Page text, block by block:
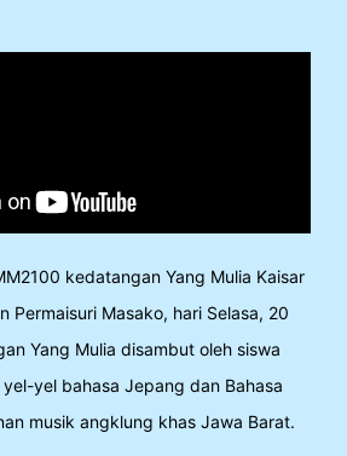
kedatangan Yang Mulia Kaisar
Permaisuri Masako, hari Selasa, 20
Yang Mulia disambut oleh siswa
yel bahasa Jepang dan Bahasa
musik angklung khas Jawa Barat.